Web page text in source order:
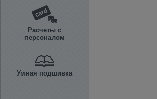
Расчеты с
персоналом
Умная подшивка